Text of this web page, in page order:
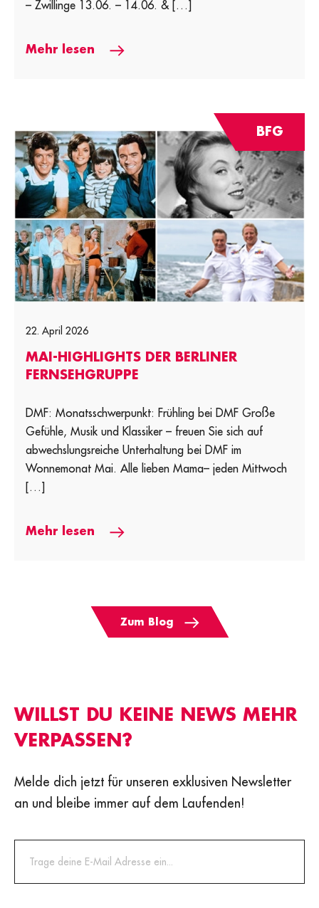
– Zwillinge 13.06. – 14.06. & […]
Mehr lesen
BFG
22. April 2026
MAI-HIGHLIGHTS DER BERLINER
FERNSEHGRUPPE
DMF: Monatsschwerpunkt: Frühling bei DMF Große
Gefühle, Musik und Klassiker – freuen Sie sich auf
abwechslungsreiche Unterhaltung bei DMF im
Wonnemonat Mai. Alle lieben Mama– jeden Mittwoch
[…]
Mehr lesen
Zum Blog
WILLST DU KEINE NEWS MEHR
VERPASSEN?
Melde dich jetzt für unseren exklusiven Newsletter
an und bleibe immer auf dem Laufenden!